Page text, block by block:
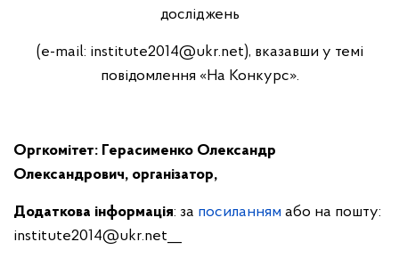
досліджень
(e-mail: institute2014@ukr.net), вказавши у темі
повідомлення «На Конкурс».
Оргкомітет: Герасименко Олександр
Олександрович, організатор,
Додаткова інформація: за посиланням або на пошту:
institute2014@ukr.net